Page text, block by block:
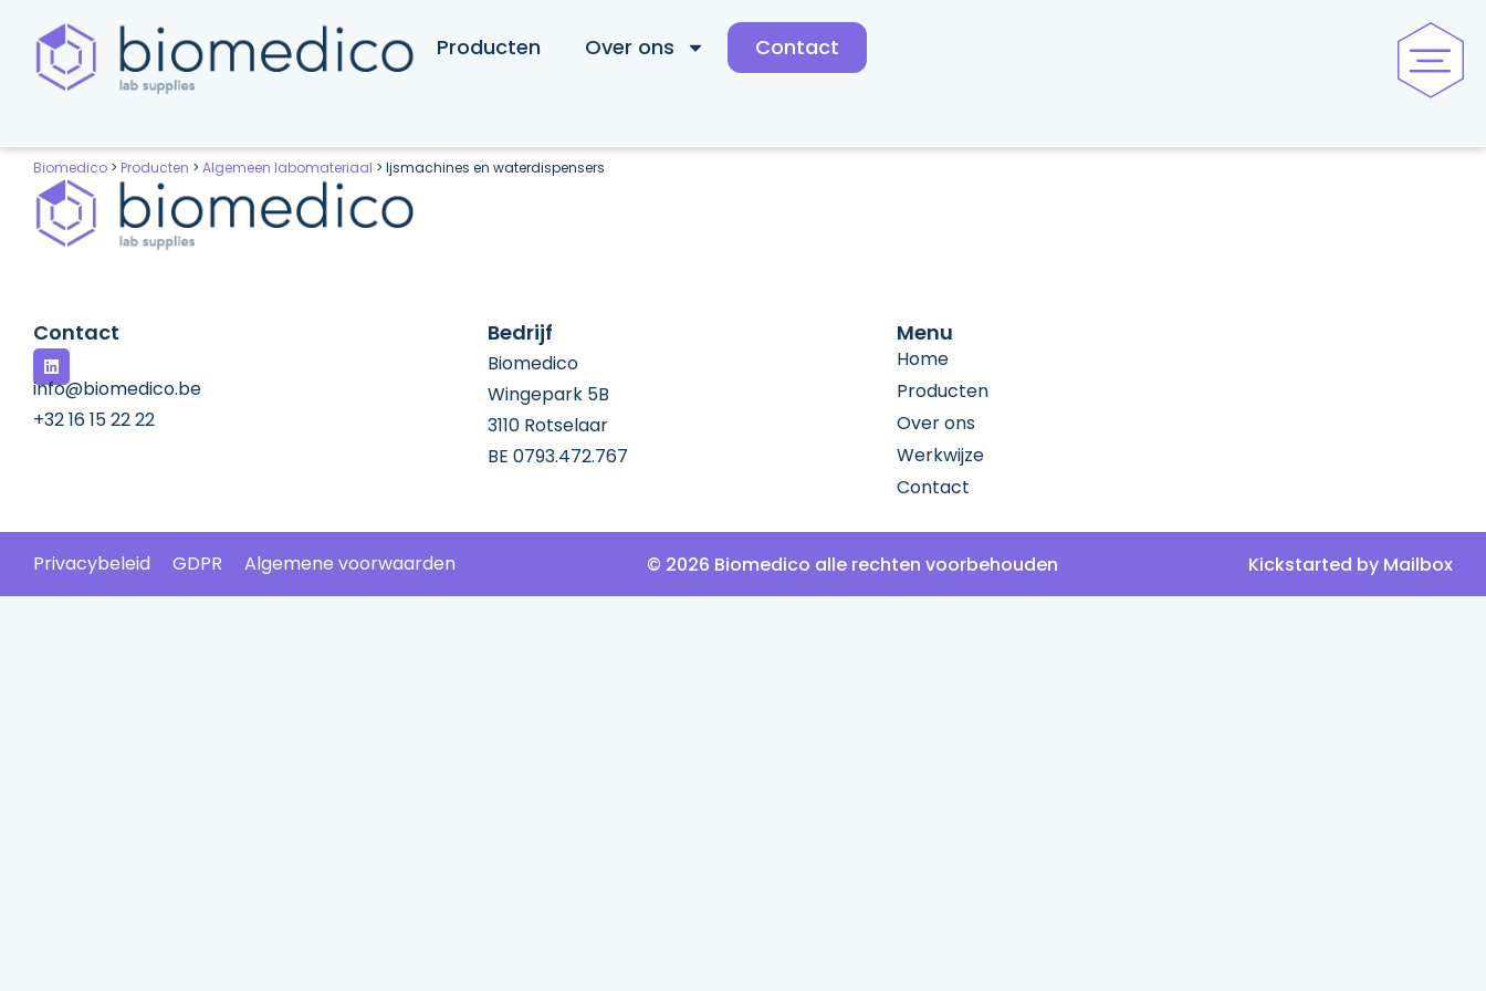
Producten Over ons Contact
Biomedico > Producten > Algemeen labomateriaal > Ijsmachines en waterdispensers
Contact
info@biomedico.be
+32 16 15 22 22
Bedrijf
Biomedico
Wingepark 5B
3110 Rotselaar
BE 0793.472.767
Menu
Home
Producten
Over ons
Werkwijze
Contact
Privacybeleid GDPR Algemene voorwaarden © 2026 Biomedico alle rechten voorbehouden Kickstarted by Mailbox